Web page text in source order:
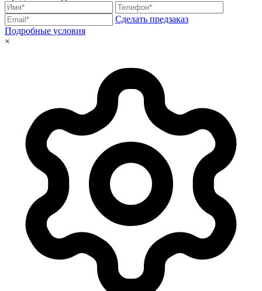
Сделать предзаказ
Подробные условия
×